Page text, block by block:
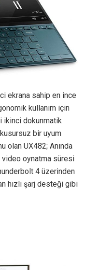
ekrana sahip en ince
kullanım için
ikinci dokunmatik
bir uyum
olan UX482; Anında
oynatma süresi
4 üzerinden
hızlı şarj desteği gibi